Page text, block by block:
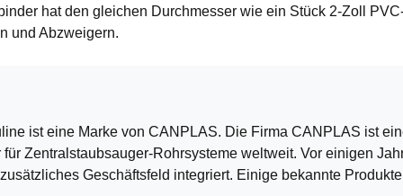
hat den gleichen Durchmesser wie ein Stück 2-Zoll
und Abzweigern.
ist eine Marke von CANPLAS. Die Firma CANPLAS ist
Zentralstaubsauger-Rohrsysteme weltweit. Vor einigen
Geschäftsfeld integriert. Einige bekannte